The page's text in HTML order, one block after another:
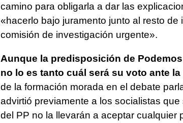
camino para obligarla a dar las
«hacerlo bajo juramento junto al resto
comisión de investigación urgente».
Aunque la predisposición de
no lo es tanto cuál será su voto ante la
de la formación morada en el debate
advirtió previamente a los socialistas
del PP no la llevarán a aceptar cualquier